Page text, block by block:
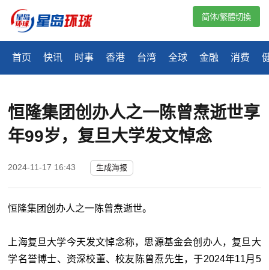
首页 快讯 时事 香港 台湾 全球 金融 消费
简体/繁體切換
恒隆集团创办人之一陈曾焘逝世享
年99岁，复旦大学发文悼念
2024-11-17 16:43 生成海报
恒隆集团创办人之一陈曾焘逝世。
上海复旦大学今天发文悼念称，思源基金会创办人，复旦大
学名誉博士、资深校董、校友陈曾焘先生，于2024年11月5